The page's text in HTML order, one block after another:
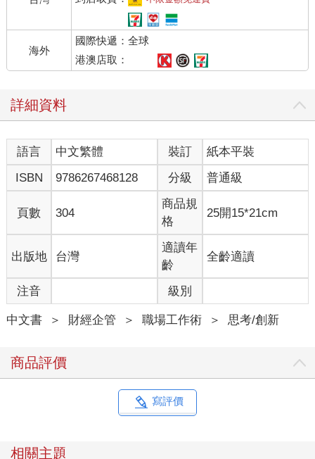
後，我走出主管的辦公室，腦子嗡嗡作響。
那天晚上，我問了自己幾個問題。而且在往後的十年，我也持續
在探索那些問題的答案。我們如何更擅長邏輯推理？為什麼人會
做出糟糕的決定？為什麼擁有的資訊都一樣時，有些人就是能持
續做出好成果，其他人則不然？碰上人命關天的危機時，我如何
我的職涯在那次的任務之前，可說是運氣極好。我當然希望好運
能持續，但也不想那麼仰賴好運。如果有方法能讓人思路清晰、
做出明智的決策，我想要掌握那樣的方法。
如果你的成長過程和我一樣，那麼應該沒有人教過你該如何思
考、如何做決定。學校裡沒開「清晰思考入門」這堂課。每個人
似乎都認定，你自然會知道該怎麼做，或是你要自己想辦法學。
然而，學習思考（而且是清楚地思考）是一件困難到不可思議的
事。
接下來幾年，我努力學習如何改善思考方式。我觀察人們在實務
上如何取得資訊、推理與行動，他們的行動又是如何演變成正面
結果或負面結果。有的人就是比別人聰明嗎？還是他們有更好的
系統或做法？甚至，人在重要時刻還顧得到思考品質嗎？我如何
避開明顯的錯誤？
我跟著最資深的前輩去開會，聆聽他們認為哪些事重要、理由是
什麼。我讀遍關於認知的相關知識，也請教所有願意接起電話的
我尋訪業界的重要人士（在情報機構工作意外地讓我有機會接觸
到這些人）。他們似乎在別人都做不到的時刻，依然能清醒地思
一般人追求勝利，但世上最優秀的人知道，在贏之前要先避免
輸。這條策略出乎意料有效。
（Farnam Street，fs.blog），向查理．蒙格（Charlie Munger）
海外
國際快遞：全球
港澳店取：
詳細資料
語言 中文繁體 裝訂
紙本平裝
ISBN
9786267468128 分級 普通級
頁數 304
商品規
格
25開15*21cm
出版地 台灣
適讀年
齡
全齡適讀
注音 級別
中文書 ＞ 財經企管 ＞ 職場工作術 ＞ 思考/創新
商品評價
寫評價
相關主題